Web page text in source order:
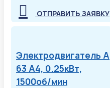
ОТПРАВИТЬ ЗАЯВКУ
Электродвигатель А
63 А4, 0.25кВт,
1500об/мин